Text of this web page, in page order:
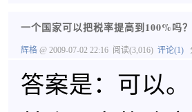
一个国家可以把税率提高到100%吗？
辉格 @ 2009-07-02 22:16 阅读(3,016) 评论(1)
答案是：可以。